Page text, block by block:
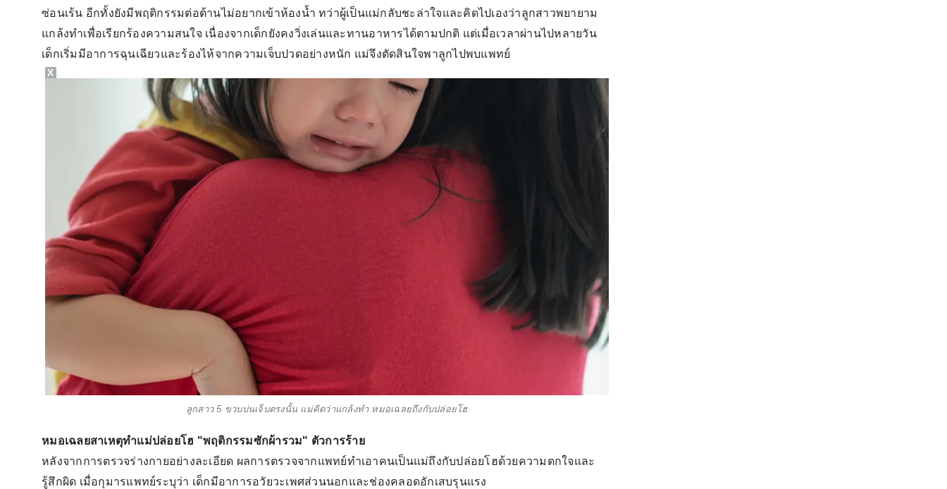
ซ่อนเร้น อีกทั้งยังมีพฤติกรรมต่อต้านไม่อยากเข้าห้องน้ำ ทว่าผู้เป็นแม่กลับชะล่าใจและคิดไปเองว่าลูกสาวพยายาม
แกล้งทำเพื่อเรียกร้องความสนใจ เนื่องจากเด็กยังคงวิ่งเล่นและทานอาหารได้ตามปกติ แต่เมื่อเวลาผ่านไปหลายวัน
เด็กเริ่มมีอาการฉุนเฉียวและร้องไห้จากความเจ็บปวดอย่างหนัก แม่จึงตัดสินใจพาลูกไปพบแพทย์
ลูกสาว 5 ขวบบ่นเจ็บตรงนั้น แม่คิดว่าแกล้งทำ หมอเฉลยถึงกับปล่อยโฮ
หมอเฉลยสาเหตุทำแม่ปล่อยโฮ "พฤติกรรมซักผ้ารวม" ตัวการร้าย
หลังจากการตรวจร่างกายอย่างละเอียด ผลการตรวจจากแพทย์ทำเอาคนเป็นแม่ถึงกับปล่อยโฮด้วยความตกใจและ
รู้สึกผิด เมื่อกุมารแพทย์ระบุว่า เด็กมีอาการอวัยวะเพศส่วนนอกและช่องคลอดอักเสบรุนแรง
X